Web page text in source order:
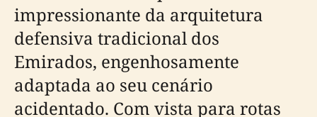
impressionante da arquitetura
defensiva tradicional dos
Emirados, engenhosamente
adaptada ao seu cenário
acidentado. Com vista para rotas